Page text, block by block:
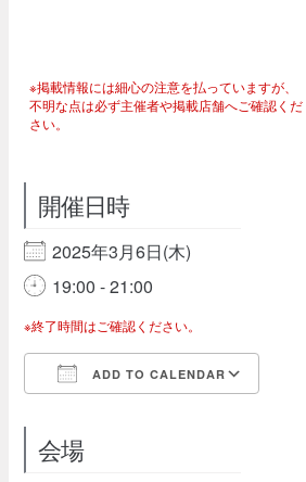
※掲載情報には細心の注意を払っていますが、
不明な点は必ず主催者や掲載店舗へご確認くだ
さい。
開催日時
2025年3月6日(木)
19:00 - 21:00
※終了時間はご確認ください。
ADD TO CALENDAR
会場